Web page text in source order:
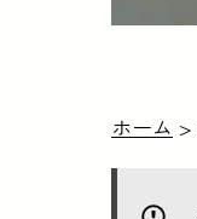
ホーム >